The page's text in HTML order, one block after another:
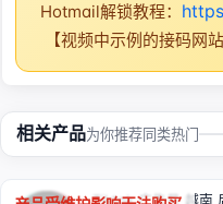
Hotmail解锁教程：
【视频中示例的接码网
相关产品为你推荐同类热门
Tiktok 广告号 越南